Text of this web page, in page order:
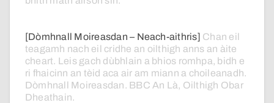
[Dòmhnall Moireasdan – Neach-aithris] Chan eil
teagamh nach eil cridhe an oilthigh anns an àite
cheart. Leis gach dùbhlain a bhios romhpa, bidh e
ri fhaicinn an tèid aca air am miann a choileanadh.
Dòmhnall
Moireasdan. BBC An Là, Oilthigh Obar
Dheathain.